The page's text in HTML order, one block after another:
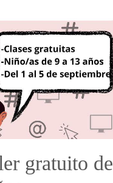
gratuito de